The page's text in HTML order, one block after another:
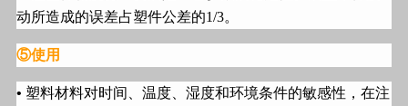
动所造成的误差占塑件公差的1/3。
⑤使用
• 塑料材料对时间、温度、湿度和环境条件的敏感性，在注